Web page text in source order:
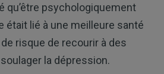
qu’être psychologiquement
était lié à une meilleure santé
risque de recourir à des
la dépression.